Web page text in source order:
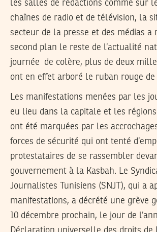
les salles de rédactions comme sur
chaînes de radio et de télévision, la
secteur de la presse et des médias a
second plan le reste de l’actualité
journée de colère, plus de deux
ont en effet arboré le ruban rouge
Les manifestations menées par les
eu lieu dans la capitale et les
ont été marquées par les
forces de sécurité qui ont tenté
protestataires de se rassembler
gouvernement à la Kasbah. Le
Journalistes Tunisiens (SNJT), qui a
manifestations, a décrété une grève
10 décembre prochain, le jour de